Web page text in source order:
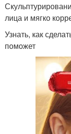
лица и мягко
Узнать, как
поможет